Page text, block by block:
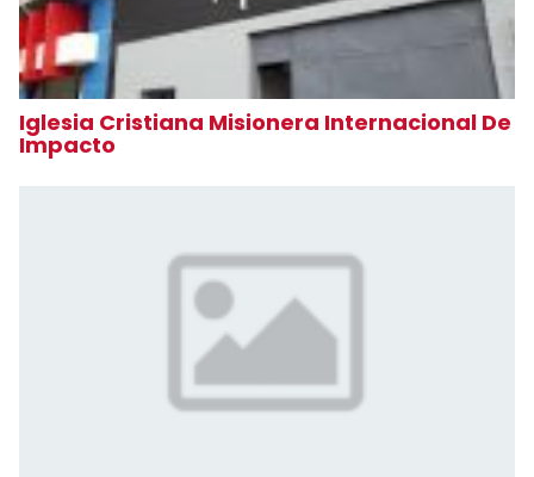
Iglesia Cristiana Misionera Internacional De
Impacto